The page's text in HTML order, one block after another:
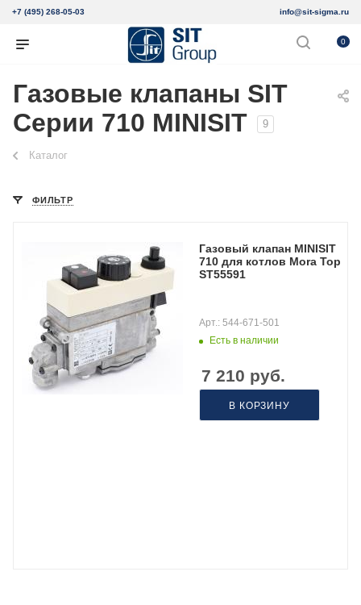
+7 (495) 268-05-03 info@sit-sigma.ru
0
Газовые клапаны SIT
Серии 710 MINISIT
9
Каталог
ФИЛЬТР
Газовый клапан MINISIT
710 для котлов Mora Top
ST55591
Есть в наличии
Арт.: 544-671-501
7 210 руб.
В КОРЗИНУ